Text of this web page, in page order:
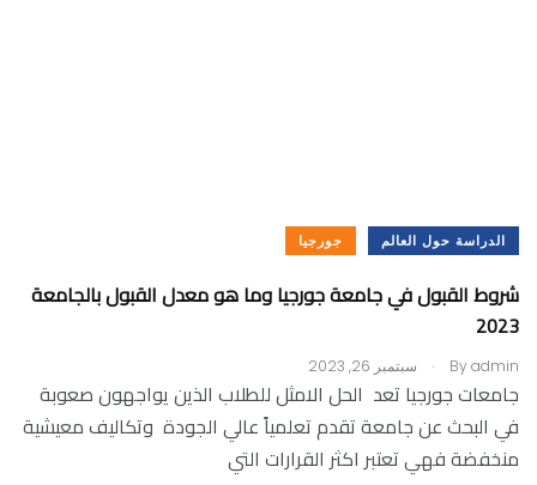
الدراسة حول العالم جورجيا
شروط القبول في جامعة جورجيا وما هو معدل القبول بالجامعة
2023
By admin
. سبتمبر 26, 2023
جامعات جورجيا تعد الحل الامثل للطلاب الذين يواجهون صعوبة
في البحث عن جامعة تقدم تعلمياً عالي الجودة وتكاليف معيشية
منخفضة فهي تعتبر اكثر القرارات التي